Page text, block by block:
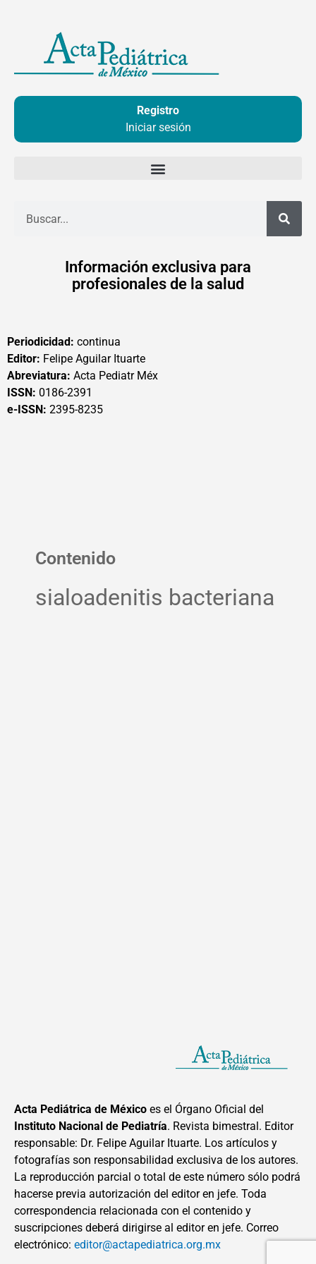
contenido
Registro
Iniciar sesión
Información exclusiva para
profesionales de la salud
Periodicidad: continua
Editor: Felipe Aguilar Ituarte
Abreviatura: Acta Pediatr Méx
ISSN: 0186-2391
e-ISSN: 2395-8235
Contenido
sialoadenitis bacteriana
Acta Pediátrica de México es el Órgano Oficial del
Instituto Nacional de Pediatría. Revista bimestral. Editor
responsable: Dr. Felipe Aguilar Ituarte. Los artículos y
fotografías son responsabilidad exclusiva de los autores.
La reproducción parcial o total de este número sólo podrá
hacerse previa autorización del editor en jefe. Toda
correspondencia relacionada con el contenido y
suscripciones deberá dirigirse al editor en jefe. Correo
electrónico: editor@actapediatrica.org.mx